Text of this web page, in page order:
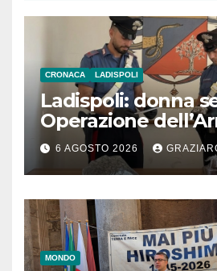
CRONACA LADISPOLI
Ladispoli: donna
Operazione
6 AGOSTO 2026
MONDO